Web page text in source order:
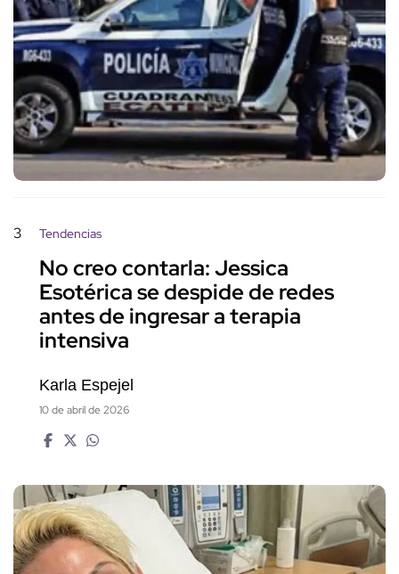
3 Tendencias
No creo contarla: Jessica
Esotérica se despide de redes
antes de ingresar a terapia
intensiva
Karla Espejel
10 de abril de 2026